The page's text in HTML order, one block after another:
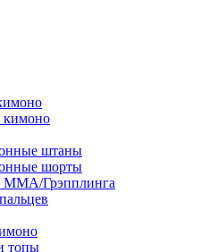
штаны
шорты
ММА/Грэпплинга
топы